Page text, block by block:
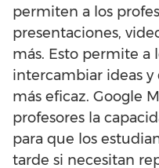
permiten a los
presentaciones,
más. Esto permite a
intercambiar ideas
más eficaz. Google
profesores la
para que los
tarde si necesitan